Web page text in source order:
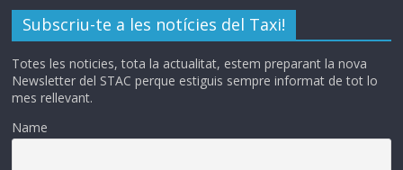
Subscriu-te a les notícies del Taxi!
Totes les noticies, tota la actualitat, estem preparant la nova
Newsletter del STAC perque estiguis sempre informat de tot lo
mes rellevant.
Name